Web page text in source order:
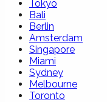
Tokyo
Bali
Berlin
Amsterdam
Singapore
Miami
Sydney
Melbourne
Toronto